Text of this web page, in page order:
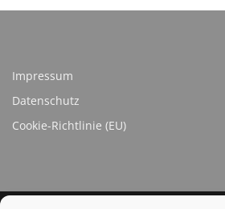
Impressum
Datenschutz
Cookie-Richtlinie (EU)